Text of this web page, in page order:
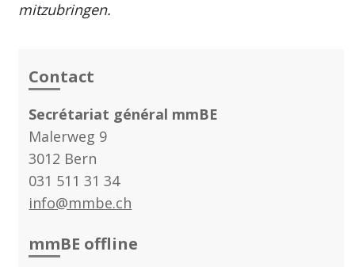
mitzubringen.
Contact
Secrétariat général mmBE
Malerweg 9
3012 Bern
031 511 31 34​​​​​​​
info@mmbe.ch
mmBE offline